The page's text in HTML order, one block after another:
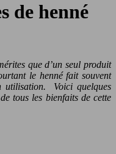
de henné
que d’un seul produit
le henné fait souvent
utilisation. Voici quelques
tous les bienfaits de cette